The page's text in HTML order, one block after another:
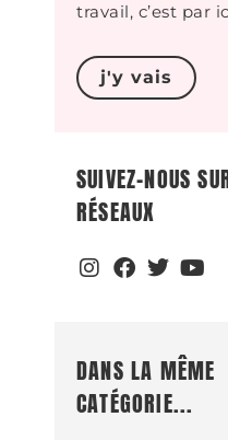
travail, c’est par
j'y vais
SUIVEZ-NOUS
RÉSEAUX
DANS LA MÊME
CATÉGORIE...